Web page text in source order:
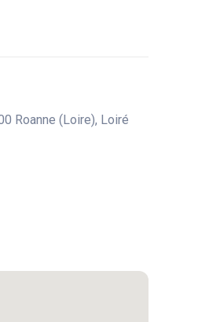
Roanne (Loire), Loiré